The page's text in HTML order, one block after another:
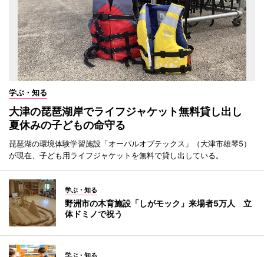
学ぶ・知る
大津の琵琶湖岸でライフジャケット無料貸し出し
夏休みの子どもの命守る
琵琶湖の環境体験学習施設「オーパルオプテックス」（大津市雄琴5）
が現在、子ども用ライフジャケットを無料で貸し出している。
学ぶ・知る
野洲市の木育施設「しがモック」来場者5万人 立
体ドミノで祝う
学ぶ・知る